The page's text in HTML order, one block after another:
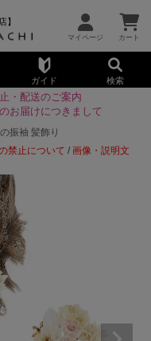
】
ガイド 検索
・配送のご案内
お届けにつきまして
振袖 髪飾り
禁止について /画像・説明文